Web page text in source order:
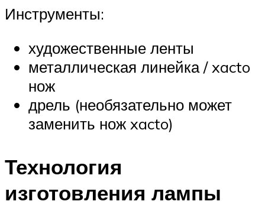
Инструменты:
художественные ленты
металлическая линейка / xacto
нож
дрель (необязательно может
заменить нож xacto)
Технология
изготовления лампы